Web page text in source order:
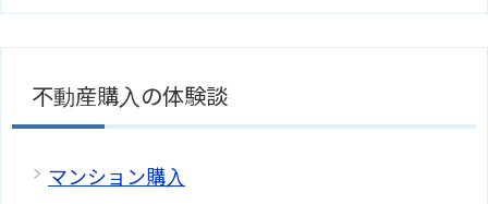
不動産購入の体験談
マンション購入